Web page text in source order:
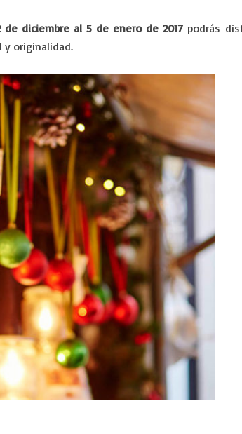
de diciembre al 5 de enero de 2017 podrás
y originalidad.